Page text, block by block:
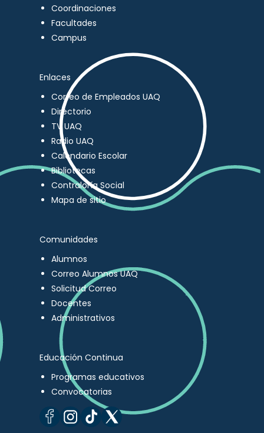
Coordinaciones
Facultades
Campus
Enlaces
Correo de Empleados UAQ
Directorio
TV UAQ
Radio UAQ
Calendario Escolar
Bibliotecas
Contraloría Social
Mapa de sitio
Comunidades
Alumnos
Correo Alumnos UAQ
Solicitud Correo
Docentes
Administrativos
Educación Continua
Programas educativos
Convocatorias